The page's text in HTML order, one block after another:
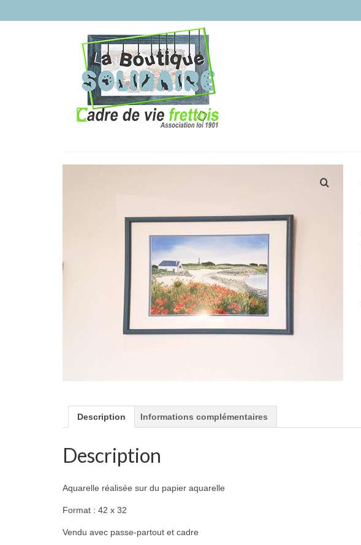
Description Informations complémentaires
Description
Aquarelle réalisée sur du papier aquarelle
Format : 42 x 32
Vendu avec passe-partout et cadre